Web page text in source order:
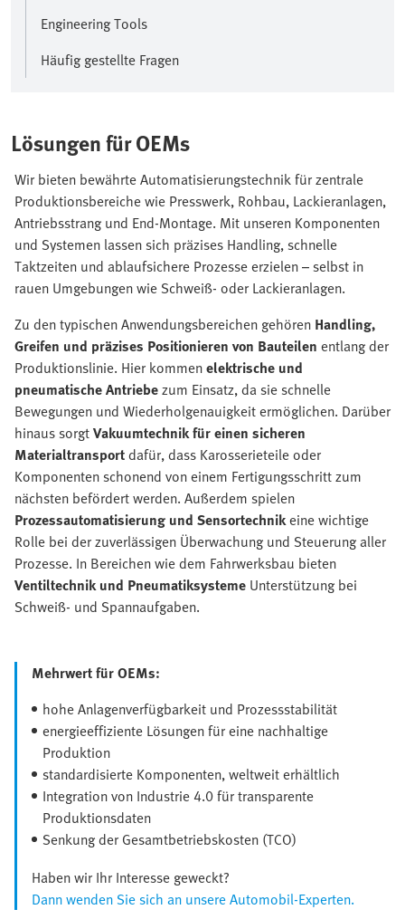
Engineering Tools
Häufig gestellte Fragen
Lösungen für OEMs
Wir bieten bewährte Automatisierungstechnik für zentrale
Produktionsbereiche wie Presswerk, Rohbau, Lackieranlagen,
Antriebsstrang und End-Montage. Mit unseren Komponenten
und Systemen lassen sich präzises Handling, schnelle
Taktzeiten und ablaufsichere Prozesse erzielen – selbst in
rauen Umgebungen wie Schweiß- oder Lackieranlagen.
Zu den typischen Anwendungsbereichen gehören Handling,
Greifen und präzises Positionieren von Bauteilen entlang der
Produktionslinie. Hier kommenelektrische und
pneumatische Antriebezum Einsatz, da sie schnelle
Bewegungen und Wiederholgenauigkeit ermöglichen. Darüber
hinaus sorgtVakuumtechnik für einen sicheren
Materialtransportdafür, dass Karosserieteile oder
Komponenten schonend von einem Fertigungsschritt zum
nächsten befördert werden. Außerdem spielen
Prozessautomatisierung und Sensortechnikeine wichtige
Rolle bei der zuverlässigen Überwachung und Steuerung aller
Prozesse. In Bereichen wie dem Fahrwerksbau bieten
Ventiltechnik und Pneumatiksysteme Unterstützung bei
Schweiß- und Spannaufgaben.
Mehrwert für OEMs:
hohe Anlagenverfügbarkeit und Prozessstabilität
energieeffiziente Lösungen für eine nachhaltige
Produktion
standardisierte Komponenten, weltweit erhältlich
Integration von Industrie 4.0 für transparente
Produktionsdaten
Senkung der Gesamtbetriebskosten (TCO)
Haben wir Ihr Interesse geweckt?
Dann wenden Sie sich an unsere Automobil-Experten.